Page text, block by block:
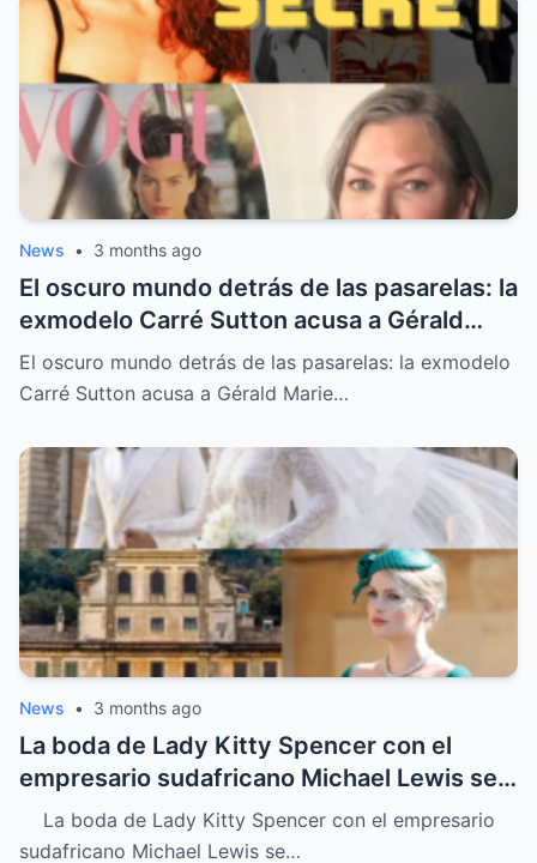
News • 3 months ago
El oscuro mundo detrás de las pasarelas: la
exmodelo Carré Sutton acusa a Gérald
Marie de violación y abuso sistemático
El oscuro mundo detrás de las pasarelas: la exmodelo
Carré Sutton acusa a Gérald Marie…
News • 3 months ago
La boda de Lady Kitty Spencer con el
empresario sudafricano Michael Lewis se
convirtió en uno de los acontecimientos
más comentados de la aristocracia
La boda de Lady Kitty Spencer con el empresario
sudafricano Michael Lewis se…